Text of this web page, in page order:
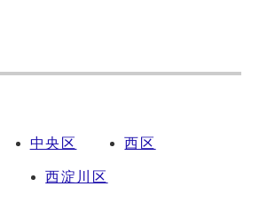
中央区 西区
西淀川区